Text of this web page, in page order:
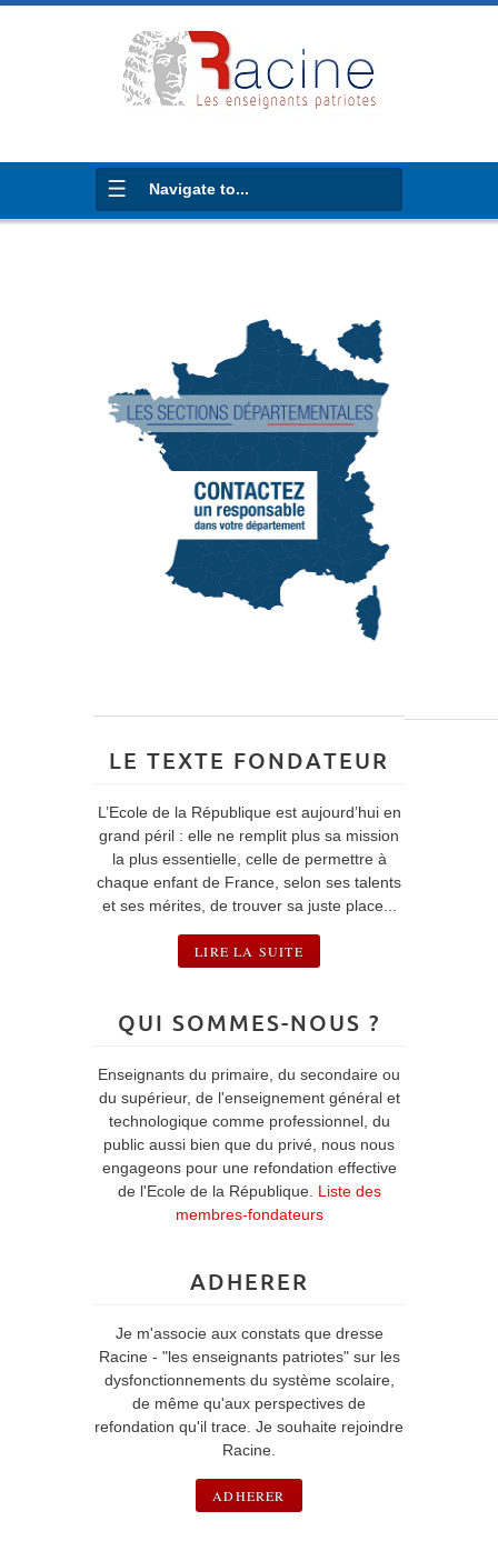
Navigate to...
LE TEXTE FONDATEUR
L’Ecole de la République est aujourd’hui en
grand péril : elle ne remplit plus sa mission
la plus essentielle, celle de permettre à
chaque enfant de France, selon ses talents
et ses mérites, de trouver sa juste place...
LIRE LA SUITE
QUI SOMMES-NOUS ?
Enseignants du primaire, du secondaire ou
du supérieur, de l'enseignement général et
technologique comme professionnel, du
public aussi bien que du privé, nous nous
engageons pour une refondation effective
de l'Ecole de la République. Liste des
membres-fondateurs
ADHERER
Je m'associe aux constats que dresse
Racine - "les enseignants patriotes" sur les
dysfonctionnements du système scolaire,
de même qu'aux perspectives de
refondation qu'il trace. Je souhaite rejoindre
Racine.
ADHERER